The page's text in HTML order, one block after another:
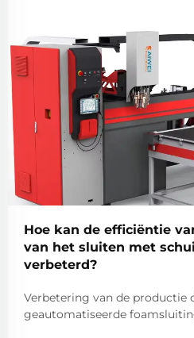
Hoe kan de efficiëntie
van het sluiten met
verbeterd?
Verbetering van de productie
geautomatiseerde